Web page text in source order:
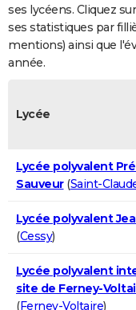
FORUM
Bricolage
Lifestyle
Culture
Sport
Auto
Television
Voyage
Cinema
ses lycéens. Cliquez
ses statistiques par
mentions) ainsi que
année.
Lycée
Lycée polyvalent
Sauveur(Saint-
Lycée polyvalent
(Cessy)
Lycée polyvalent
site de Ferney-
(Ferney-Voltaire)